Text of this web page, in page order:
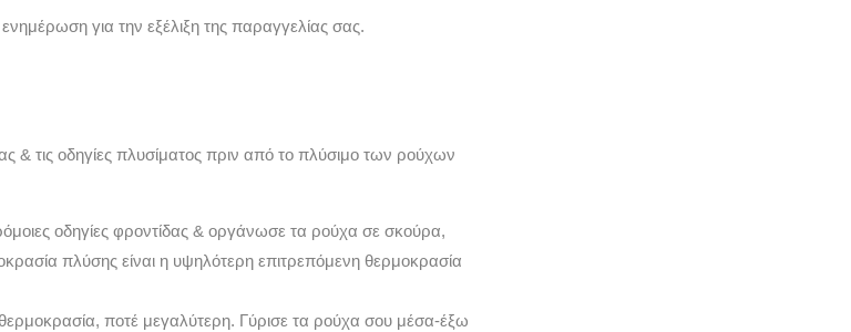
για την εξέλιξη της παραγγελίας σας.
& τις οδηγίες πλυσίματος πριν από το πλύσιμο των ρούχων
οδηγίες φροντίδας & οργάνωσε τα ρούχα σε σκούρα,
πλύσης είναι η υψηλότερη επιτρεπόμενη θερμοκρασία
ποτέ μεγαλύτερη. Γύρισε τα ρούχα σου μέσα-έξω